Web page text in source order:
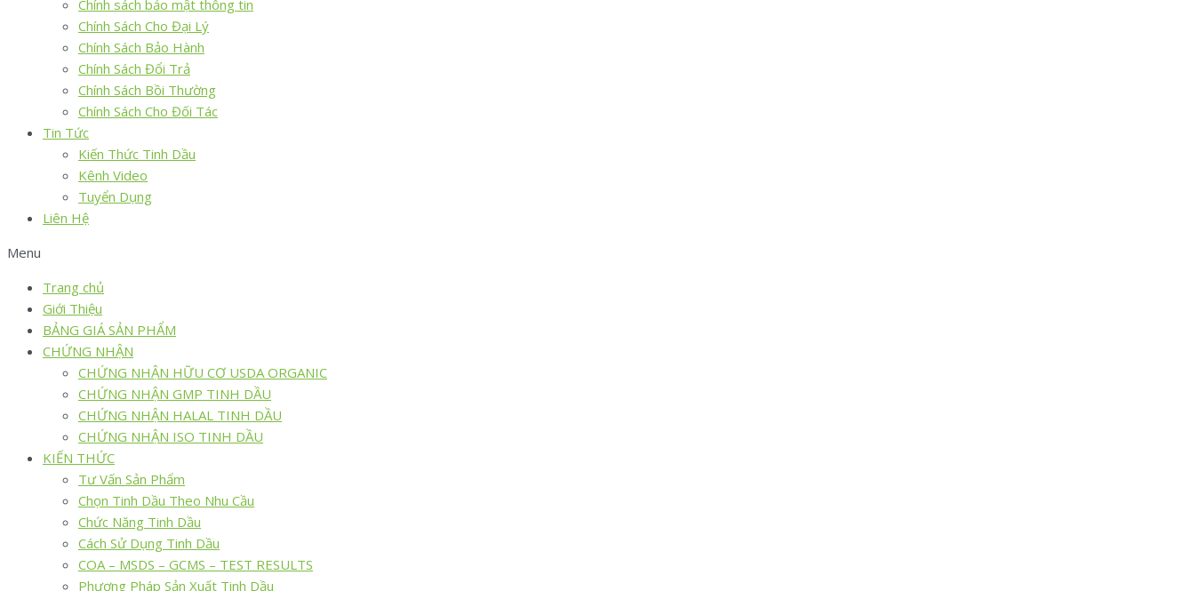
Chính sách bảo mật thông tin
Chính Sách Cho Đại Lý
Chính Sách Bảo Hành
Chính Sách Đổi Trả
Chính Sách Bồi Thường
Chính Sách Cho Đối Tác
Tin Tức
Kiến Thức Tinh Dầu
Kênh Video
Tuyển Dụng
Liên Hệ
Menu
Trang chủ
Giới Thiệu
BẢNG GIÁ SẢN PHẨM
CHỨNG NHẬN
CHỨNG NHẬN HỮU CƠ USDA ORGANIC
CHỨNG NHẬN GMP TINH DẦU
CHỨNG NHẬN HALAL TINH DẦU
CHỨNG NHẬN ISO TINH DẦU
KIẾN THỨC
Tư Vấn Sản Phẩm
Chọn Tinh Dầu Theo Nhu Cầu
Chức Năng Tinh Dầu
Cách Sử Dụng Tinh Dầu
COA – MSDS – GCMS – TEST RESULTS
Phương Pháp Sản Xuất Tinh Dầu